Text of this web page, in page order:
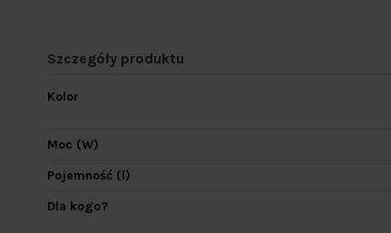
Szczegóły produktu
Kolor
Moc (W)
Pojemność (l)
Dla kogo?